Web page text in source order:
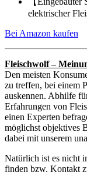
elektrischer
Bei Amazon kaufen
Fleischwolf –
Den meisten
zu treffen, bei einem
auskennen. Abhilfe
Erfahrungen von
einen Experten
möglichst objektives
dabei mit unserem
Natürlich ist es nicht
finden bzw. Kontakt